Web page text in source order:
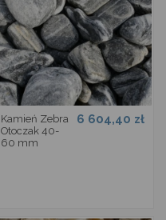
Kamień Zebra
Otoczak 40-
60 mm
6 604,40 zł